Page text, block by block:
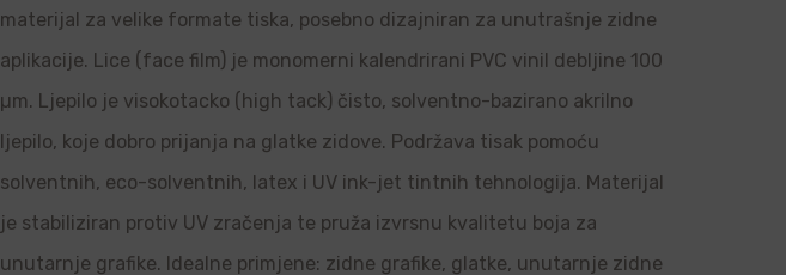
materijal za velike formate tiska, posebno dizajniran za unutrašnje zidne
aplikacije. Lice (face film) je monomerni kalendrirani PVC vinil debljine 100
µm. Ljepilo je visokotacko (high tack) čisto, solventno-bazirano akrilno
ljepilo, koje dobro prijanja na glatke zidove. Podržava tisak pomoću
solventnih, eco-solventnih, latex i UV ink-jet tintnih tehnologija. Materijal
je stabiliziran protiv UV zračenja te pruža izvrsnu kvalitetu boja za
unutarnje grafike. Idealne primjene: zidne grafike, glatke, unutarnje zidne